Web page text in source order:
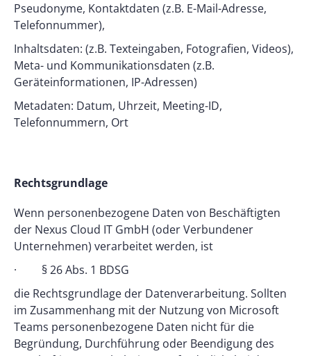
Pseudonyme, Kontaktdaten (z.B. E-Mail-Adresse,
Telefonnummer),
Inhaltsdaten: (z.B. Texteingaben, Fotografien, Videos),
Meta- und Kommunikationsdaten (z.B.
Geräteinformationen, IP-Adressen)
Metadaten: Datum, Uhrzeit, Meeting-ID,
Telefonnummern, Ort
Rechtsgrundlage
Wenn personenbezogene Daten von Beschäftigten
der Nexus Cloud IT GmbH (oder Verbundener
Unternehmen) verarbeitet werden, ist
· § 26 Abs. 1 BDSG
die Rechtsgrundlage der Datenverarbeitung. Sollten
im Zusammenhang mit der Nutzung von Microsoft
Teams personenbezogene Daten nicht für die
Begründung, Durchführung oder Beendigung des